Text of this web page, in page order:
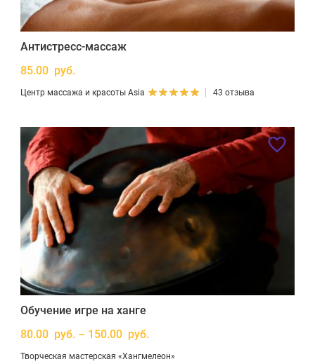
Антистресс-массаж
85.00 руб.
Центр массажа и красоты Asia 43 отзыва
Обучение игре на ханге
80.00 руб. – 150.00 руб.
Творческая мастерская «Хангмелеон»